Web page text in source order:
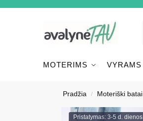
MOTERIMS VYRAMS
Pradžia / Moteriški batai
Pristatymas: 3-5 d. dienos